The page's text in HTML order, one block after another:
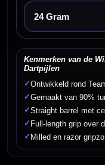
Kies een
Kenmerken van de
Dartpijlen
✓Ontwikkeld rond
✓Gemaakt van 90%
✓Straight barrel met
✓ Full-length grip over
✓ Milled en razor